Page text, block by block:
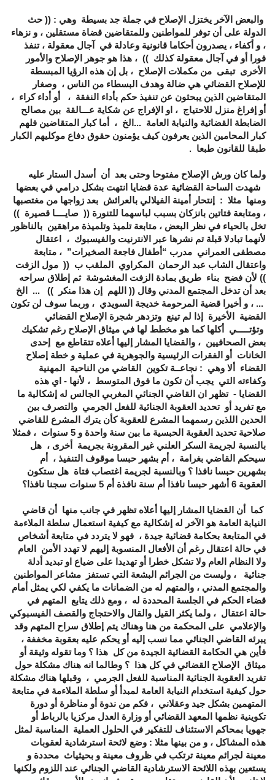
والبعض الآخر يختزل الإصلاح في جملة جد بسيطة وهي : (( حث
الدولة على أن توفر للمواطنين وللمتقاضين قضاة مستقلين ، و نزهاء
، و أكفاء ، يصدرون أحكاما قانونية وعادلة في آجال معقولة ، تنفذ
فورا أو في آجال معقولة كذلك )) ، هذا هو جوهر الإصلاح والأمور
الأخرى تبقى من مكملات الإصلاح ، بل إن هذه الرؤيا المبسطة
للإصلاح القضائي هي ضالة وهدف البسطاء من الناس ، وصغار
المتقاضين الذين يبحثون عن تنفيذ حكم بأداء النفقة ، أو أداء كراء ،
أو إفراغ منزل للاحتياج ، او الإفراج عن شكاية عـــالقة بين مصالح
الضابطة القضائية والنيابة العامة ...الخ ، أما كبار المتقاضين فلهم
كبار المحامين الذين يعرفون كيف يؤمنون حقوق دفاع موكليهم الكبار
طبقا للقانون طبعا .
ولما كان ورش الإصلاح مفتوحا وحتى بعد أن أسدل الستار عليه
شهدت الساحة القضائية عدة قضايا انتهت بشكل درامي في بعضها
ومنها مثلا : إنتحار أمينة الفيلالي بالعرائش بعد زواجها من مغتصبها
، ومتابعة فتاتين بانزكان بسبب لباسهما للتنورة (( صايــــا قصيرة ))
تخل بالحياء في نظر البعض ، متابعة تلميذ وتلميذة مراهقين بالناظور
لأنهما تبادلا قبلة تم نشرها عبر الانترنيت والفيسبوك ، اعتقال
مصطفى العمراني مدرب “أطفال فاجعة الصخيرات” ، متابعة
واعتقال الشاب عبد الرحمان المكراوي الملقب ب (( مول الزفت
)) لأن فضح بناء طريق بمادة الزفت المغشوشة ثم إطلاق سراحه
بعد أن تدخل المجتمع المدني وقال (( اللهم إن هذا منكر )) ... الخ
... ، و أخيرا قضية المرحومة خديجة السويدي ، وربما سوف لن تكون
القضية الأخيرة إذا لم تينع وتزدهر شجرة الإصلاح القضائي
وتؤتـــــي أكلها كما هو مخطط لها في ميثاق الإصلاح رغم تشكيك
بعض الصحافيين ، والقضايا المشار إليها أعلاه تتقاطع مع إحدى
الخانات أو الفقرات الرئيسية والجوهرية في عملية و خطة إصلاح
القضاء ألا وهي : نجاعــة تكوين القاضي من الناحية المهنية
وكفاءته التي يجب أن تكون ما فوق المتوسط ، لأنها - اي هذه
القضايا - تظهر ان القاضي الجنائي المغربي الجالس له إشكالية ما
مع تفريد أو تحديد العقوبة الجنائية للفعل الجرمي والتصرف بين
الحدين اللذين رسمهما المشرع للعقوبة كأن يترك المشرع للقاضي
صلاحية تحديد العقوبة الحبسية ما بين سنة واحدة و 5 سنوات ، فمثلا
بالنسبة لجريمة السكر العلني غير المقرونة بجريمة أخرى ، هل
سيحكم القاضي بغرامة ، أم بشهر حبسا موقوف التنفيذ ، أم
بشهرين حبسا نافذا ؟ وبالنسبة لجريمة اغتصاب فتاة هل ستكون
العقوبة 6 أشهر حبسا نافذا أم سنة نافذة أم 5 سنوات سجنا نافذا؟
كما أن القضايا المشار إليها أعلاه تظهر في جانب منها أن قاضي
النيابة العامة هو الآخر له إشكالية مع كيفية استعمال سلطة الملاءمة
في المتابعة بحكامة قضائية جيدة ، فهو لا يتردد في متابعة أشخاص
في حالة اعتقال رغم أن الأفعال المنسوبة إليهم لا تهدد الأمن العام
ولا النظام العام ولا تشكل خطرا أو تهديدا على ضياع او تبديد أدلة
جنائية ، وليست من الجرائم البشعة التي تستفز مشاعر المواطنين
والمجتمع المدني ، والمتهم له من الضمانات ما يكفي لكي يمثل أمام
قضاء الحكم في الجلسة المحددة له ، ومع ذلك يتابع المتهم في
حالة اعتقال ، ولما يكثر القيل والقال والاحتجاج والقصف الفيسبوكي
والإعلامي على المحكمة من هنا وهناك يتم إطلاق سراح المتهم وقد
يبرئه القاضي الجنائي مما نسب إليه أو يحكم عليه بعقوبة مخففة ،
فأين هي الحكامة القضائية الجيدة من كل هذا ؟ وما تقوله وثيقة أو
ميثاق الإصلاح القضائي في كل هذا ؟ وطالما انه هناك مشكلة حول
تفريد العقوبة الجنائية المناسبة للفعل الجرمي ، وقبلها هناك مشكلة
حول كيفية استخدام النيابة العامة لمبدأ أو سلطة الملاءمة في متابعة
المتهمين بشكل جيد وعقلاني ، فكم من ندوة أو مناظرة أو دورة
تكوينية نظمها المعهد القضائي أو وزارة العدل مركزيا بالرباط أو
جهويا بمحاكم الاستئناف للتفكير في الحلول العملية المناسبة لمثل
هذه المشاكل ، و من بينها مثلا : وضع لائحة استرشادية لعقوبات
معينة لجرائم معينة ترتكب في ظروف معينة و بحيثياث محددة و
يستعين بهذه اللائحة الاسترشادية القاضي الجنائي عند اللزوم ولكنها